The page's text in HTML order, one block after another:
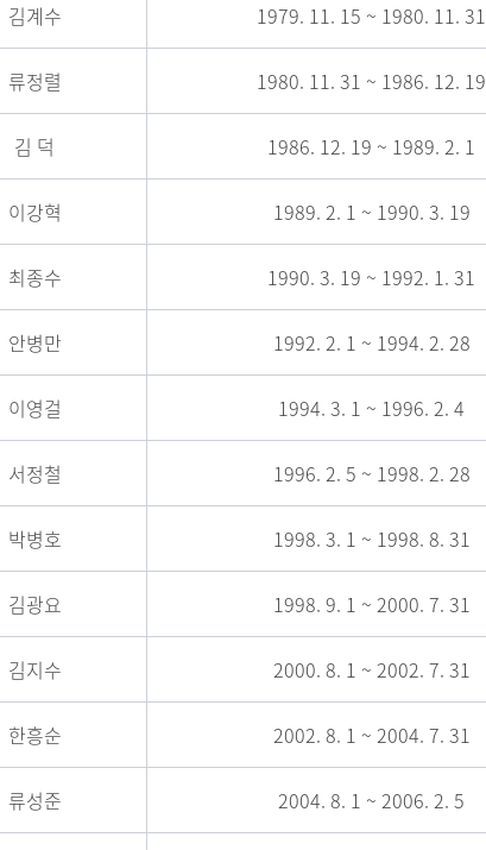
김계수 1979. 11. 15 ~ 1980. 11. 31
류정렬 1980. 11. 31 ~ 1986. 12. 19
김 덕 1986. 12. 19 ~ 1989. 2. 1
이강혁 1989. 2. 1 ~ 1990. 3. 19
최종수 1990. 3. 19 ~ 1992. 1. 31
안병만 1992. 2. 1 ~ 1994. 2. 28
이영걸 1994. 3. 1 ~ 1996. 2. 4
서정철 1996. 2. 5 ~ 1998. 2. 28
박병호 1998. 3. 1 ~ 1998. 8. 31
김광요 1998. 9. 1 ~ 2000. 7. 31
김지수 2000. 8. 1 ~ 2002. 7. 31
한흥순 2002. 8. 1 ~ 2004. 7. 31
류성준 2004. 8. 1 ~ 2006. 2. 5